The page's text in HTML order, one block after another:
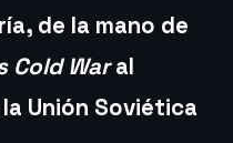
de la mano de
Cold Waral
Unión Soviética